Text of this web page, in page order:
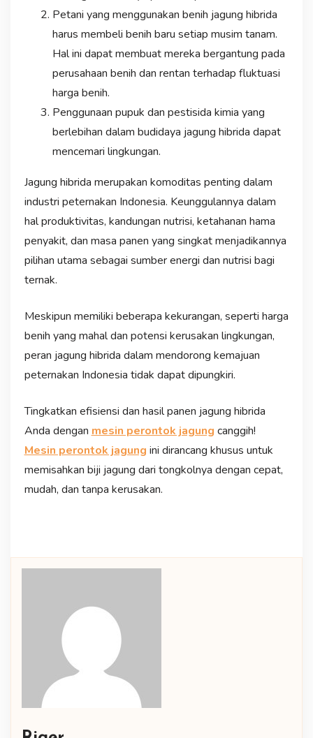
Petani yang menggunakan benih jagung hibrida
harus membeli benih baru setiap musim tanam.
Hal ini dapat membuat mereka bergantung pada
perusahaan benih dan rentan terhadap fluktuasi
harga benih.
Penggunaan pupuk dan pestisida kimia yang
berlebihan dalam budidaya jagung hibrida dapat
mencemari lingkungan.
Jagung hibrida merupakan komoditas penting dalam
industri peternakan Indonesia. Keunggulannya dalam
hal produktivitas, kandungan nutrisi, ketahanan hama
penyakit, dan masa panen yang singkat menjadikannya
pilihan utama sebagai sumber energi dan nutrisi bagi
ternak.
Meskipun memiliki beberapa kekurangan, seperti harga
benih yang mahal dan potensi kerusakan lingkungan,
peran jagung hibrida dalam mendorong kemajuan
peternakan Indonesia tidak dapat dipungkiri.
Tingkatkan efisiensi dan hasil panen jagung hibrida
Anda dengan mesin perontok jagung canggih!
Mesin perontok jagung ini dirancang khusus untuk
memisahkan biji jagung dari tongkolnya dengan cepat,
mudah, dan tanpa kerusakan.